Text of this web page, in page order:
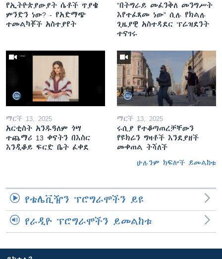
የኢትዮጵያውያት ሴቶች ጥያቄ
ምንድን ነው? - የአድማጭ
ተመልካቾች አስተያየት
"በትግራይ መፈንቅለ መንግሥት
እየተፈጸመ ነው" ሲሉ የክልሉ
ጊዜያዊ አስተዳደር ፕሬዝደንት
ተናገሩ
ማርች 13, 2025
አርቲስት አንዱዓለም ጎሣ
ተጨማሪ 13 ቀናትን በእስር
እንዲቆይ ፍርድ ቤት ፈቀደ
ማርች 13, 2025
ሩሲያ የተቆጣጠረቻቸውን
የዩክሬን ግዛቶች እንደያዘች
መቀጠል ትሻለች
ሁሉንም ክፍሎች ይመልከቱ
የቴሌቪዥን ፕሮግራሞችን ይዩ
የራዲዮ ፕሮግራሞችን ይመልከቱ